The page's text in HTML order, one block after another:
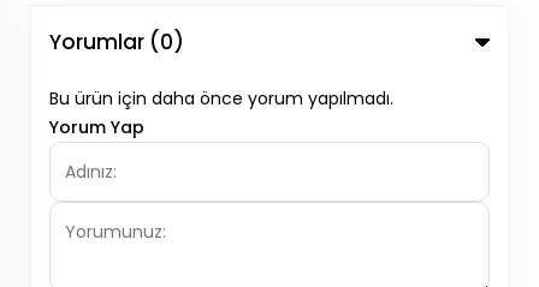
Yorumlar (0)
Bu ürün için daha önce yorum yapılmadı.
Yorum Yap